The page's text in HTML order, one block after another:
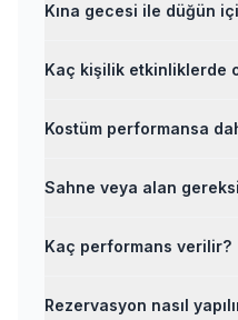
Kına gecesi ile düğün
Kaç kişilik etkinliklerde
Kostüm performansa
Sahne veya alan
Kaç performans verilir?
Rezervasyon nasıl